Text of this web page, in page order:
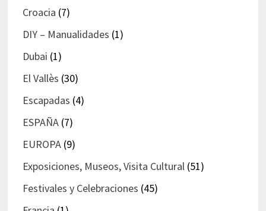
Croacia (7)
DIY – Manualidades (1)
Dubai (1)
El Vallès (30)
Escapadas (4)
ESPAÑA(7)
EUROPA(9)
Exposiciones, Museos, Visita Cultural(51)
Festivales y Celebraciones (45)